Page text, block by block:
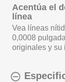
Acentúa el
línea
Vea líneas
0,0008
originales y su